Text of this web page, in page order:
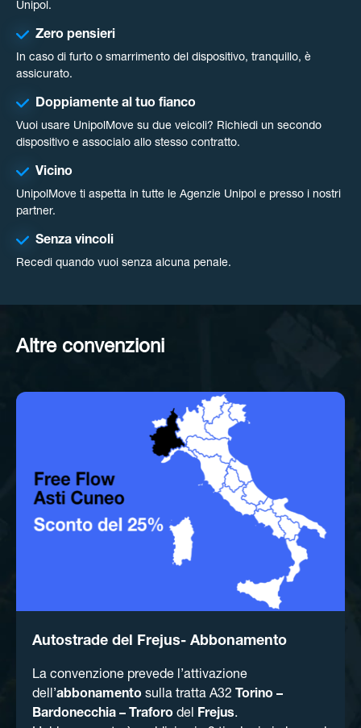
Unipol.
Zero pensieri
In caso di furto o smarrimento del dispositivo, tranquillo, è
assicurato.
Doppiamente al tuo fianco
Vuoi usare UnipolMove su due veicoli? Richiedi un secondo
dispositivo e associalo allo stesso contratto.
Vicino
UnipolMove ti aspetta in tutte le Agenzie Unipol e presso i nostri
partner.
Senza vincoli
Recedi quando vuoi senza alcuna penale.
Altre convenzioni
Autostrade del Frejus- Abbonamento
La convenzione prevede l’attivazione
dell’abbonamento sulla tratta A32 Torino –
Bardonecchia – Traforo del Frejus.